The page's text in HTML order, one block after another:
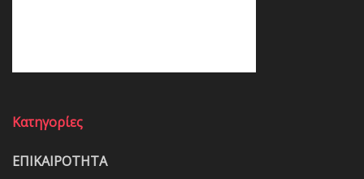
Κατηγορίες
ΕΠΙΚΑΙΡΟΤΗΤΑ